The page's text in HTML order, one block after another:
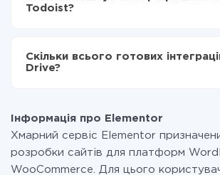
Elementor в Todoist
налаштування займає 10-15 хвилин.
Todoist?
Ви оплачуєте лише кількість даних,
передаються з однієї вашої системи в
при необхідності. Детальніше про
Скільки всього готових
Drive?
Інформація про Elementor
Хмарний сервіс Elementor
розробки сайтів для платформ
WooCommerce. Для цього